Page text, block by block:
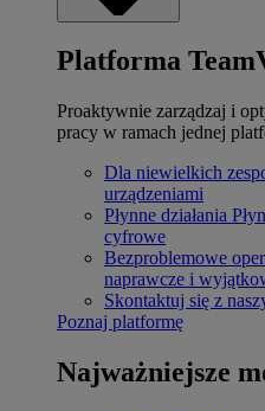
Platforma
Proaktywnie zarządzaj i
pracy w ramach jednej
Dla niewielkich
urządzeniami
Płynne działania
cyfrowe
Bezproblemowe
naprawcze i
Skontaktuj się z
Poznaj platformę
Najważniejsze